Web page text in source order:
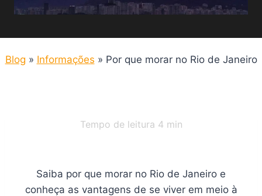
Blog » Informações » Por que morar no Rio de Janeiro
Tempo de leitura 4 min
Saiba por que morar no Rio de Janeiro e
conheça as vantagens de se viver em meio à